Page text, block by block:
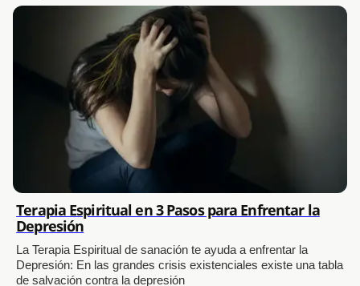
Terapia Espiritual en 3 Pasos para Enfrentar la
Depresión
La Terapia Espiritual de sanación te ayuda a enfrentar la
Depresión: En las grandes crisis existenciales existe una tabla
de salvación contra la depresión